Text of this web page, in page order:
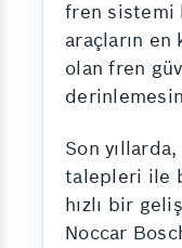
fren sistemi
araçların
olan fren
Son
talepleri ile
hızlı bir
Noccar